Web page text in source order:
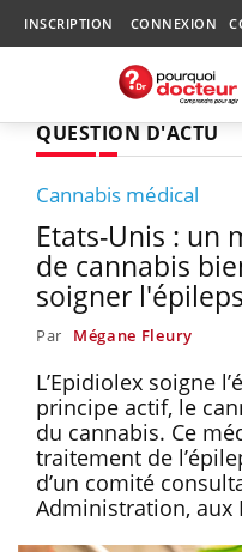
INSCRIPTION CONNEXION
QUESTION D'ACTU
Cannabis médical
Etats-Unis : un
de cannabis
soigner
Par Mégane Fleury
L’Epidiolex soigne
principe actif, le
du cannabis. Ce
traitement de
d’un comité
Administration, aux